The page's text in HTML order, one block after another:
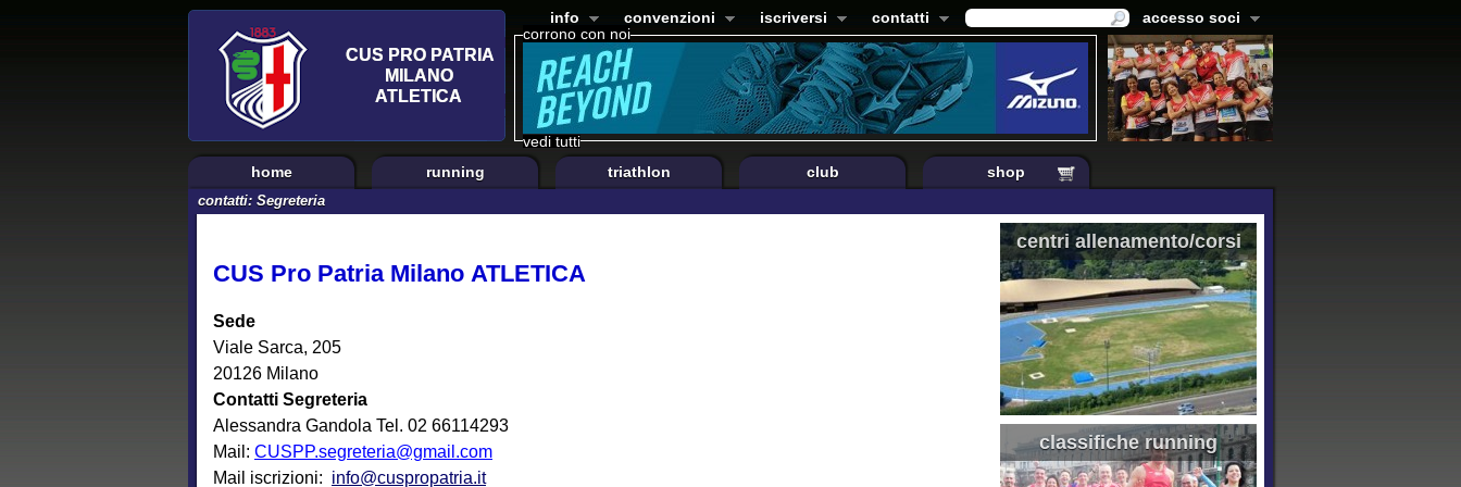
corrono con noi
vedi tutti
info convenzioni iscriversi contatti accesso soci
home running triathlon club shop
contatti: Segreteria
CUS Pro Patria Milano ATLETICA
Sede
Viale Sarca, 205
20126 Milano
Contatti Segreteria
Alessandra Gandola Tel. 02 66114293
Mail: CUSPP.segreteria@gmail.com
Mail iscrizioni: info@cuspropatria.it
centri allenamento/corsi
classifiche running